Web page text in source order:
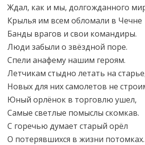
Ждал, как и мы, долгожданного
Крылья им всем обломали в Чечне
Банды врагов и свои командиры.
Люди забыли о звёздной поре.
Спели анафему нашим героям.
Летчикам стыдно летать на
Новых для них самолетов не
Юный орлёнок в торговлю ушел,
Самые светлые помыслы скомкав.
С горечью думает старый орёл
О потерявшихся в жизни потомках.